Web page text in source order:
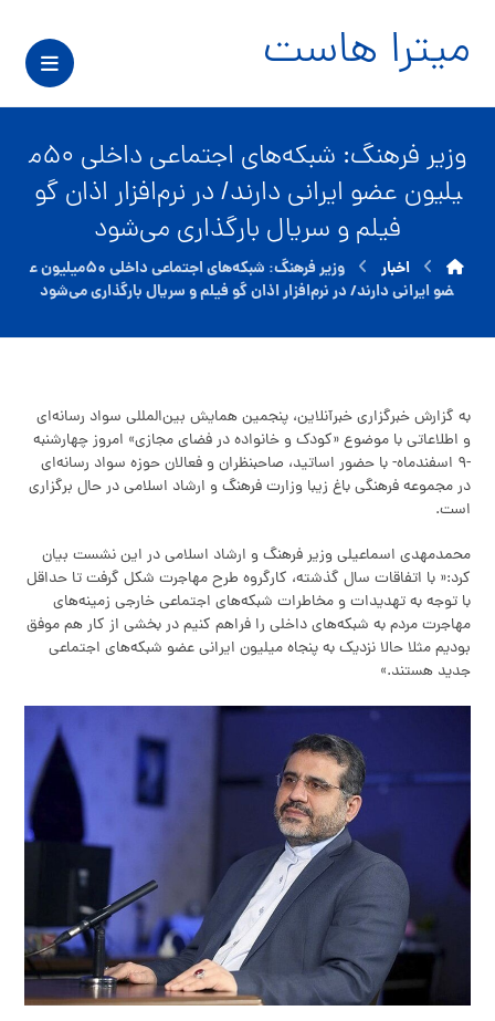
میترا هاست
وزیر فرهنگ: شبکه‌های اجتماعی داخلی ۵۰م
یلیون عضو ایرانی دارند/ در نرم‌افزار اذان گو
فیلم و سریال بارگذاری می‌شود
اخبار
وزیر فرهنگ: شبکه‌های اجتماعی داخلی ۵۰میلیون ع
ضو ایرانی دارند/ در نرم‌افزار اذان گو فیلم و سریال بارگذاری می‌شود
به گزارش خبرگزاری خبرآنلاین، پنجمین همایش بین‌المللی سواد رسانه‌ای
و اطلاعاتی با موضوع «کودک و خانواده در فضای مجازی» امروز چهارشنبه
-۹ اسفندماه- با حضور اساتید، صاحبنظران و فعالان حوزه سواد رسانه‌ای
در مجموعه فرهنگی باغ زیبا وزارت فرهنگ و ارشاد اسلامی در حال برگزاری
است.
محمدمهدی اسماعیلی وزیر فرهنگ و ارشاد اسلامی در این نشست بیان
کرد:« با اتفاقات سال گذشته، کارگروه طرح مهاجرت شکل گرفت تا حداقل
با توجه به تهدیدات و مخاطرات شبکه‌های اجتماعی خارجی زمینه‌های
مهاجرت مردم به شبکه‌های داخلی را فراهم کنیم در بخشی از کار هم موفق
بودیم مثلا حالا نزدیک به پنجاه میلیون ایرانی عضو شبکه‌های اجتماعی
جدید هستند.»